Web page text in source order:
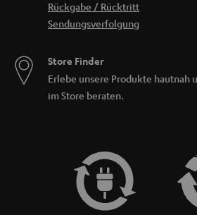
Rückgabe / Rücktritt
Sendungsverfolgung
Store Finder
Erlebe unsere Produkte hautnah
im Store beraten.